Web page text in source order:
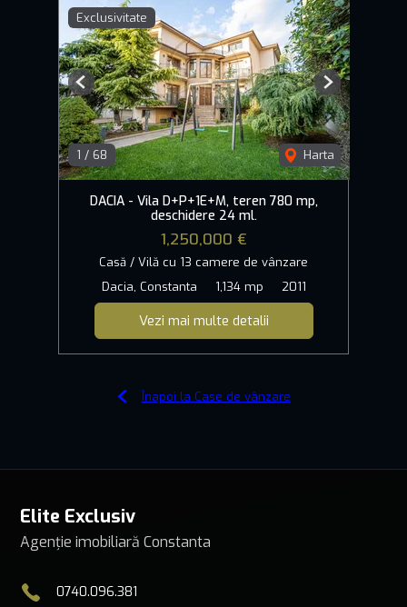
Exclusivitate
1 / 68 Harta
Previous Next
DACIA - Vila D+P+1E+M, teren 780 mp,
deschidere 24 ml.
1,250,000 €
Casă / Vilă cu 13 camere de vânzare
Dacia, Constanta
1,134 mp 2011
Vezi mai multe detalii
Înapoi la Case de vânzare
Elite Exclusiv
Agenție imobiliară Constanta
0740.096.381